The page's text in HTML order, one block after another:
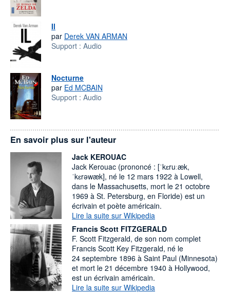
Il
par Derek VAN ARMAN
Support : Audio
Nocturne
par Ed MCBAIN
Support : Audio
En savoir plus sur l'auteur
Jack KEROUAC
Jack Kerouac (prononcé : [ˈkɛruːæk,
ˈkɛrəwæk], né le 12 mars 1922 à Lowell,
dans le Massachusetts, mort le 21 octobre
1969 à St. Petersburg, en Floride) est un
écrivain et poète américain.
Lire la suite sur Wikipedia
Francis Scott FITZGERALD
F. Scott Fitzgerald, de son nom complet
Francis Scott Key Fitzgerald, né le
24 septembre 1896 à Saint Paul (Minnesota)
et mort le 21 décembre 1940 à Hollywood,
est un écrivain américain.
Lire la suite sur Wikipedia